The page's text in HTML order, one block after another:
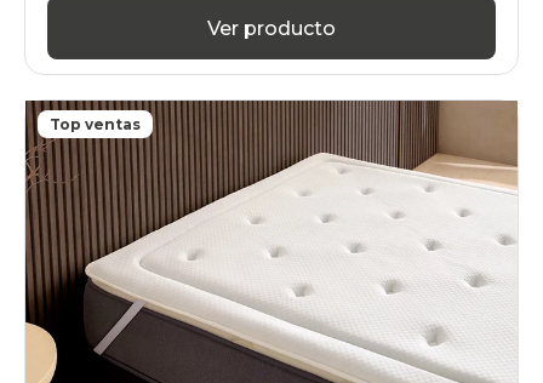
Ver producto
Top ventas